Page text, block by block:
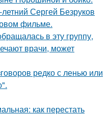
Сергей Безруков
фильме.
в эту группу,
врачи, может
редко с ленью или
как перестать